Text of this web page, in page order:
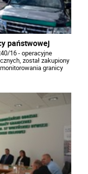
państwowej
16 - operacyjne
został zakupiony
granicy